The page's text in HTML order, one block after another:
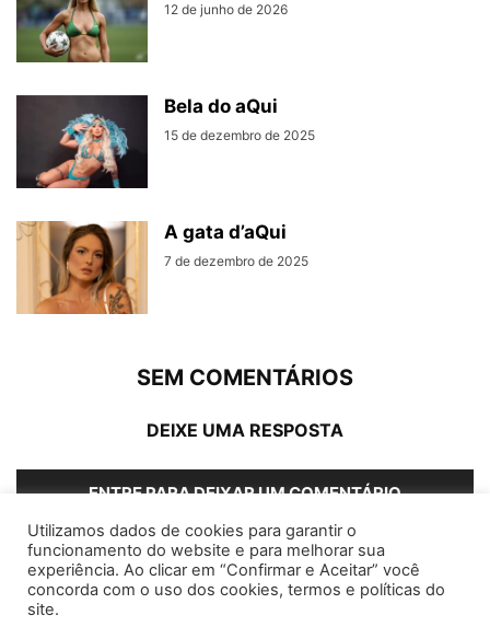
12 de junho de 2026
Bela do aQui
15 de dezembro de 2025
A gata d’aQui
7 de dezembro de 2025
SEM COMENTÁRIOS
DEIXE UMA RESPOSTA
ENTRE PARA DEIXAR UM COMENTÁRIO
Home Editorias Coluna Social Grampos
Utilizamos dados de cookies para garantir o
funcionamento do website e para melhorar sua
experiência. Ao clicar em “Confirmar e Aceitar” você
concorda com o uso dos cookies, termos e políticas do
site.